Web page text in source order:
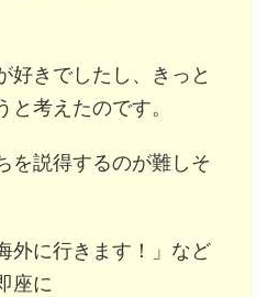
好きでしたし、きっと
と考えたのです。
を説得するのが難しそ
外に行きます！」など
座に